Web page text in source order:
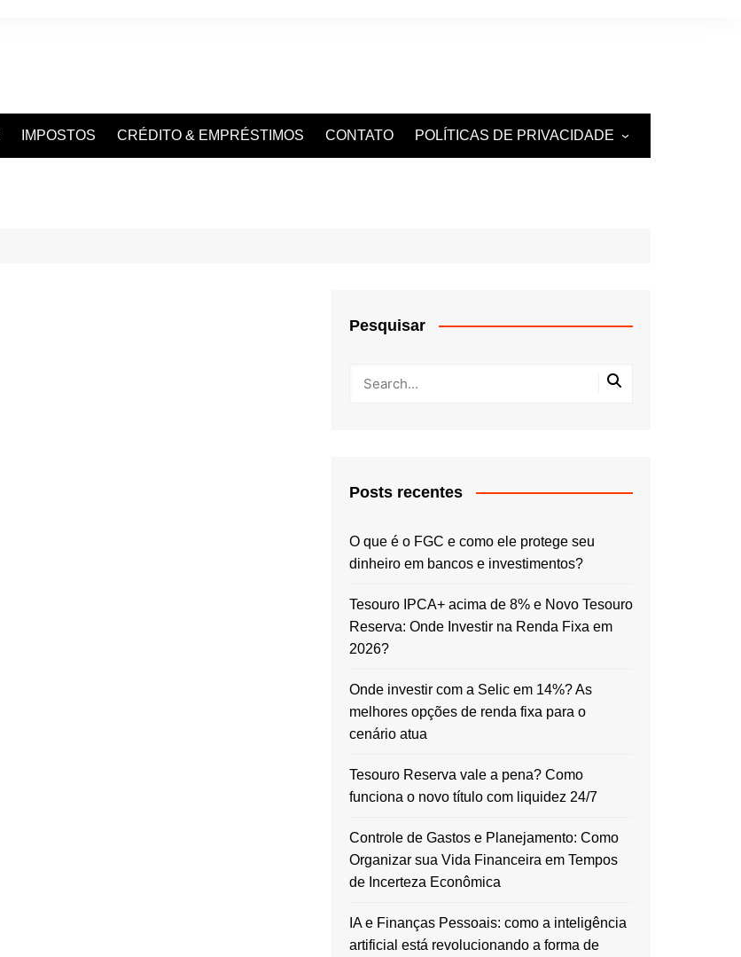
IMPOSTOS CRÉDITO & EMPRÉSTIMOS CONTATO POLÍTICAS DE PRIVACIDADE
Pesquisar
Posts recentes
O que é o FGC e como ele protege seu
dinheiro em bancos e investimentos?
Tesouro IPCA+ acima de 8% e Novo Tesouro
Reserva: Onde Investir na Renda Fixa em
2026?
Onde investir com a Selic em 14%? As
melhores opções de renda fixa para o
cenário atua
Tesouro Reserva vale a pena? Como
funciona o novo título com liquidez 24/7
Controle de Gastos e Planejamento: Como
Organizar sua Vida Financeira em Tempos
de Incerteza Econômica
IA e Finanças Pessoais: como a inteligência
artificial está revolucionando a forma de